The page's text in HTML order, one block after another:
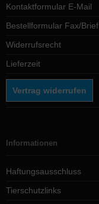
Kontaktformular E-Mail
Bestellformular Fax/Brief
Widerrufsrecht
Lieferzeit
Vertrag widerrufen
Informationen
Haftungsausschluss
Tierschutzlinks